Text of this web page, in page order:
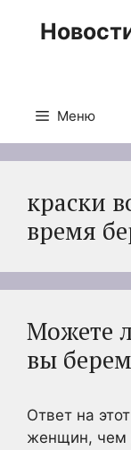
Меню
краски
время
Можете
вы
Ответ на
женщин, чем